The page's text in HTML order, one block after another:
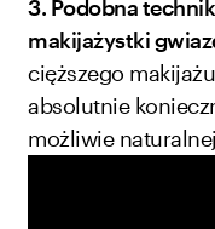
3. Podobna
makijażystki
cięższego
absolutnie
możliwie